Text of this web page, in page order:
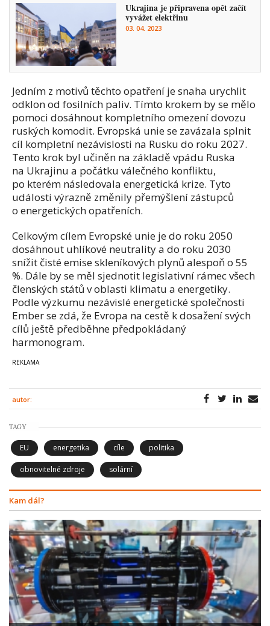
Ukrajina je připravena opět začít
vyvážet elektřinu
03. 04. 2023
Jedním z motivů těchto opatření je snaha urychlit
odklon od fosilních paliv. Tímto krokem by se mělo
pomoci dosáhnout kompletního omezení dovozu
ruských komodit. Evropská unie se zavázala splnit
cíl kompletní nezávislosti na Rusku do roku 2027.
Tento krok byl učiněn na základě vpádu Ruska
na Ukrajinu a počátku válečného konfliktu,
po kterém následovala energetická krize. Tyto
události výrazně změnily přemýšlení zástupců
o energetických opatřeních.
Celkovým cílem Evropské unie je do roku 2050
dosáhnout uhlíkové neutrality a do roku 2030
snížit čisté emise skleníkových plynů alespoň o 55
%. Dále by se měl sjednotit legislativní rámec všech
členských států v oblasti klimatu a energetiky.
Podle výzkumu nezávislé energetické společnosti
Ember se zdá, že Evropa na cestě k dosažení svých
cílů ještě předběhne předpokládaný
harmonogram.
autor:
TAGY
EU energetika cíle politika
obnovitelné zdroje solární
Kam dál?